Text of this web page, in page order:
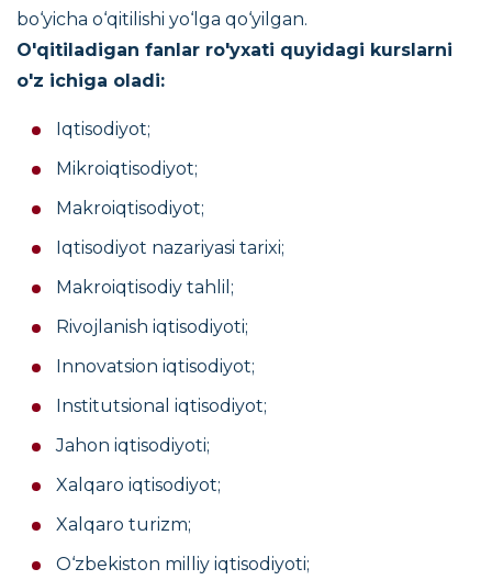
bo‘yicha o‘qitilishi yo‘lga qo‘yilgan.
O'qitiladigan fanlar ro'yxati quyidagi kurslarni
o'z ichiga oladi:
Iqtisodiyot;
Mikroiqtisodiyot;
Makroiqtisodiyot;
Iqtisodiyot nazariyasi tarixi;
Makroiqtisodiy tahlil;
Rivojlanish iqtisodiyoti;
Innovatsion iqtisodiyot;
Institutsional iqtisodiyot;
Jahon iqtisodiyoti;
Xalqaro iqtisodiyot;
Xalqaro turizm;
O‘zbekiston milliy iqtisodiyoti;